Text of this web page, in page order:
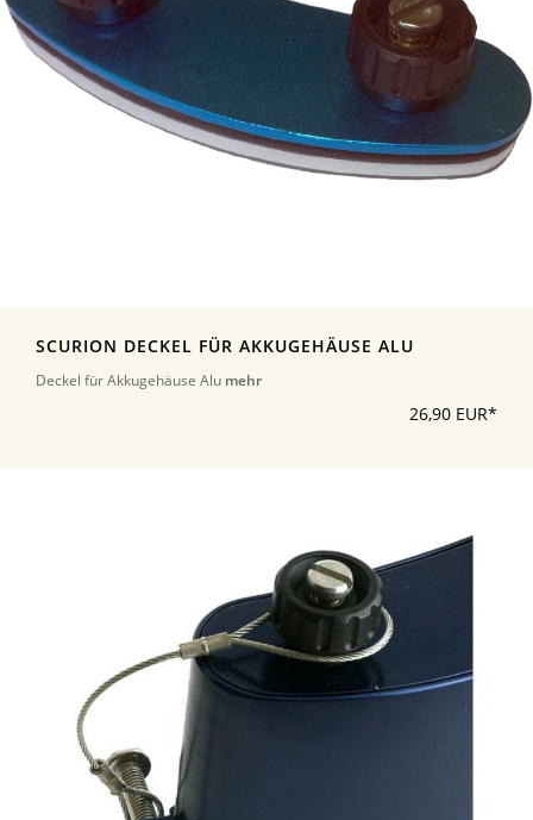
SCURION DECKEL FÜR AKKUGEHÄUSE ALU
Deckel für Akkugehäuse Alu mehr
26,90 EUR*